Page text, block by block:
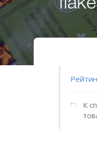
К